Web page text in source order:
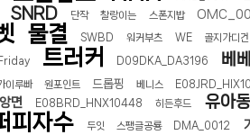
SNRD 단작 찰랑이는 스폰지밥
물결 SWBD 워커부츠 WE 골지가디건
Friday 트러커 D09DKA_DA3196 베
이루빠 원포인트 드롭핑 베니스
면 E08BRD_HNX10448 히든후드 유아동
피자수 두잇 스팽글공룡 DMA_0012